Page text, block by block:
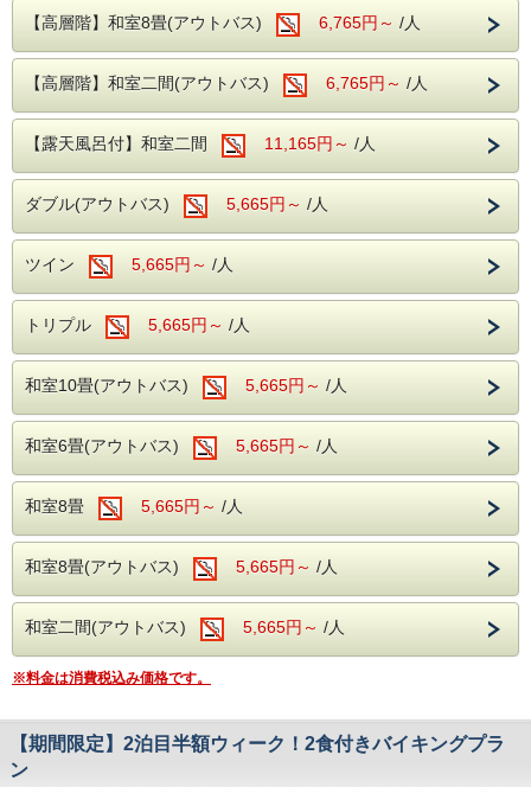
出張や仕事で、チェックインが遅くなるお客
様や、
お食事は伊東の街で食べたい方におすすめの
お食事が付かないプランのため、お仕事や観
光後の遅い到着や、朝早くからのご出発にも
柔軟に対応可能。
お食事は近隣の飲食店をご利用いただくこと
で、滞在時間を効率的にお使いいただけま
す。
全館無料Wi-Fi完備で、ビジネス利用やテレ
ワークにも安心ですので、
ビジネスホテル利用としても最適です。
お仕事の疲れは、温泉でゆっくりと癒してく
ださい。
露天風呂を併設した大浴場が2か所あり、
広々とした大浴場をお楽しみいただけます。
滑らかな泉質の温泉がご好評いただいてお
ます。
旅の疲れを癒すひとときをお過ごしくださ
【高層階】和室8畳(アウトバス) 6,765円～ /人
【高層階】和室二間(アウトバス) 6,765円～ /人
【露天風呂付】和室二間 11,165円～ /人
ダブル(アウトバス) 5,665円～ /人
ツイン 5,665円～ /人
トリプル 5,665円～ /人
和室10畳(アウトバス) 5,665円～ /人
和室6畳(アウトバス) 5,665円～ /人
和室8畳 5,665円～ /人
和室8畳(アウトバス) 5,665円～ /人
和室二間(アウトバス) 5,665円～ /人
※料金は消費税込み価格です。
【期間限定】2泊目半額ウィーク！2食付きバイキングプラ
ン